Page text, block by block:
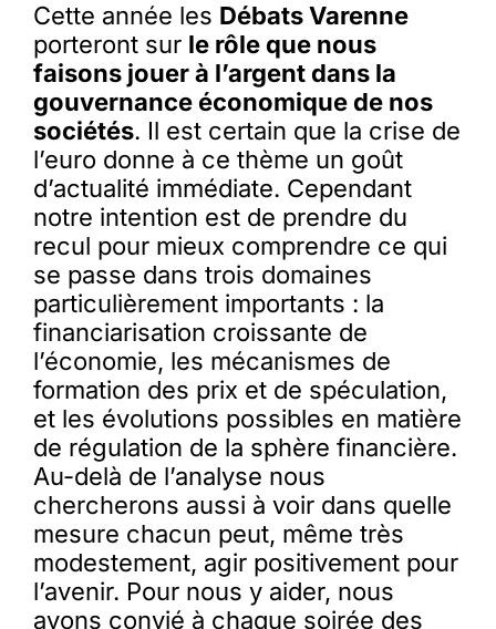
Cette année les Débats Varenne
porteront sur le rôle que nous
faisons jouer à l’argent dans la
gouvernance économique de nos
sociétés. Il est certain que la crise de
l’euro donne à ce thème un goût
d’actualité immédiate. Cependant
notre intention est de prendre du
recul pour mieux comprendre ce qui
se passe dans trois domaines
particulièrement importants : la
financiarisation croissante de
l’économie, les mécanismes de
formation des prix et de spéculation,
et les évolutions possibles en matière
de régulation de la sphère financière.
Au-delà de l’analyse nous
chercherons aussi à voir dans quelle
mesure chacun peut, même très
modestement, agir positivement pour
l’avenir. Pour nous y aider, nous
avons convié à chaque soirée des